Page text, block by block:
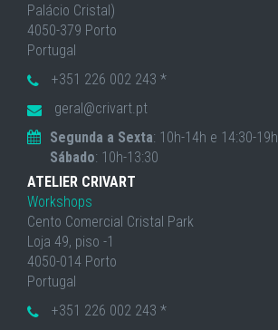
Palácio Cristal)
4050-379 Porto
Portugal
+351 226 002 243 *
geral@crivart.pt
Segunda a Sexta: 10h-14h e 14:30-19h
Sábado: 10h-13:30
ATELIER CRIVART
Workshops
Cento Comercial Cristal Park
Loja 49, piso -1
4050-014 Porto
Portugal
+351 226 002 243 *